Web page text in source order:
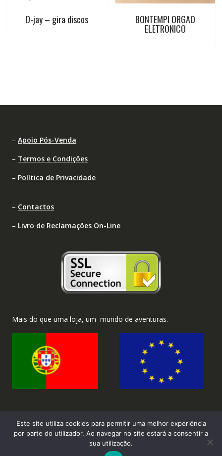
D-jay – gira discos BONTEMPI ORGAO
ELETRONICO
– Apoio Pós-Venda
– Termos e Condições
– Política de Privacidade
– Contactos
– Livro de Reclamações On-Line
Mais do que uma loja, um mundo de aventuras.
2026 ©Brinka.com.pt - Todos os direitos reservados.
Este site utiliza cookies para permitir uma melhor experiência
por parte do utilizador. Ao navegar no site estará a consentir a
sua utilização.